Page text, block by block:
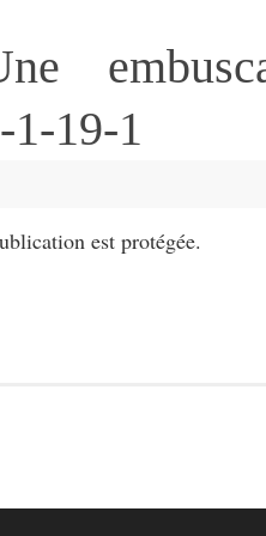
-1-19-1
est protégée.